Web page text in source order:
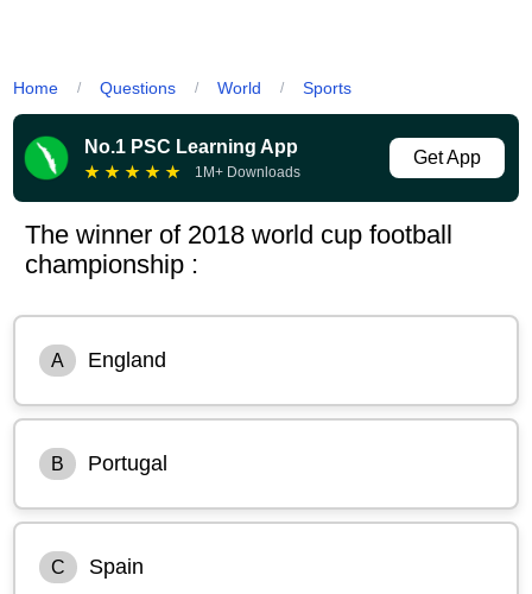
Home / Questions / World / Sports
No.1 PSC Learning App
★ ★ ★ ★ ★ 1M+ Downloads
Get App
The winner of 2018 world cup football
championship :
A England
B Portugal
C Spain